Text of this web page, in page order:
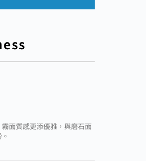
面質感更添優雅，與磨石面